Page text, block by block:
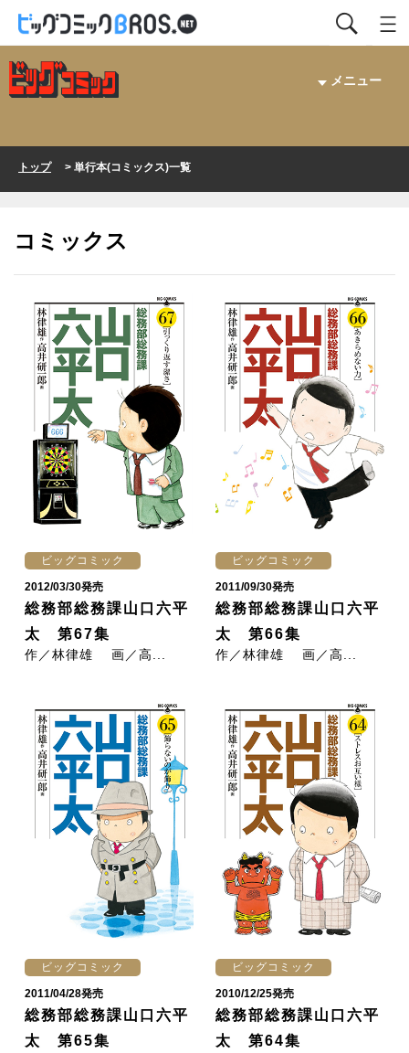
メニュー
トップ> 単行本(コミックス)一覧
コミックス
ビッグコミック
2012/03/30発売
総務部総務課山口六平
太 第67集
作／林律雄 画／高...
ビッグコミック
2011/09/30発売
総務部総務課山口六平
太 第66集
作／林律雄 画／高...
ビッグコミック
2011/04/28発売
総務部総務課山口六平
太 第65集
ビッグコミック
2010/12/25発売
総務部総務課山口六平
太 第64集